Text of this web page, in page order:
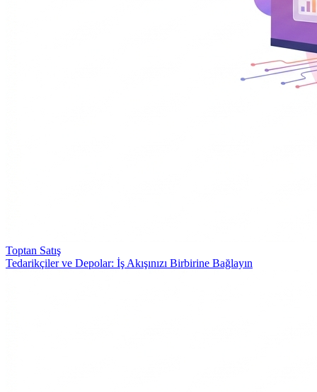
Toptan Satış
Tedarikçiler ve Depolar: İş Akışınızı Birbirine Bağlayın